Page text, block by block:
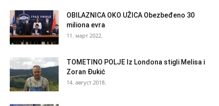
OBILAZNICA OKO UŽICA Obezbeđeno 30
miliona evra
11. март 2022.
TOMETINO POLJE Iz Londona stigli Melisa i
Zoran Đukić
14. август 2018.